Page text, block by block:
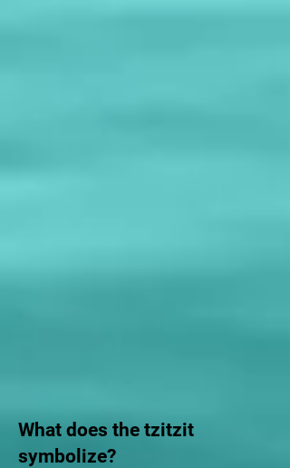
What does the tzitzit
symbolize?